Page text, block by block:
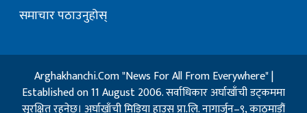
समाचार पठाउनुहोस्
Arghakhanchi.Com "News For All From Everywhere" |
Established on 11 August 2006. सर्वाधिकार अर्घाखाँची डट्कममा